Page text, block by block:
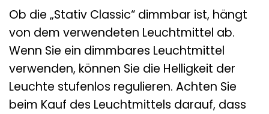
Ob die „Stativ Classic“ dimmbar ist, hängt
von dem verwendeten Leuchtmittel ab.
Wenn Sie ein dimmbares Leuchtmittel
verwenden, können Sie die Helligkeit der
Leuchte stufenlos regulieren. Achten Sie
beim Kauf des Leuchtmittels darauf, dass